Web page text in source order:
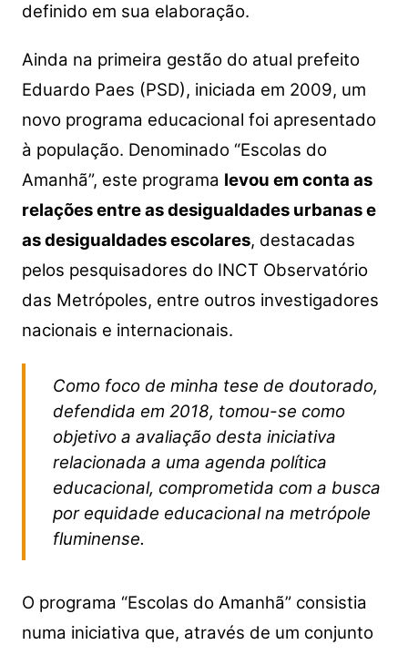
definido em sua elaboração.
Ainda na primeira gestão do atual prefeito
Eduardo Paes (PSD), iniciada em 2009, um
novo programa educacional foi apresentado
à população. Denominado “Escolas do
Amanhã”, este programa levou em conta as
relações entre as desigualdades urbanas e
as desigualdades escolares, destacadas
pelos pesquisadores do INCT Observatório
das Metrópoles, entre outros investigadores
nacionais e internacionais.
Como foco de minha tese de doutorado,
defendida em 2018, tomou-se como
objetivo a avaliação desta iniciativa
relacionada a uma agenda política
educacional, comprometida com a busca
por equidade educacional na metrópole
fluminense.
O programa “Escolas do Amanhã” consistia
numa iniciativa que, através de um conjunto